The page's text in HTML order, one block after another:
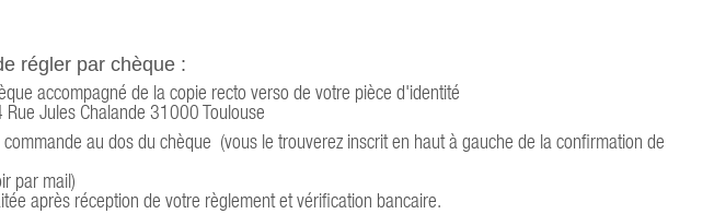
régler par chèque :
accompagné de la copie recto verso de votre pièce d'identité
Jules Chalande 31000 Toulouse
au dos du chèque (vous le trouverez inscrit en haut à gauche de la confirmation de
par mail)
après réception de votre règlement et vérification bancaire.